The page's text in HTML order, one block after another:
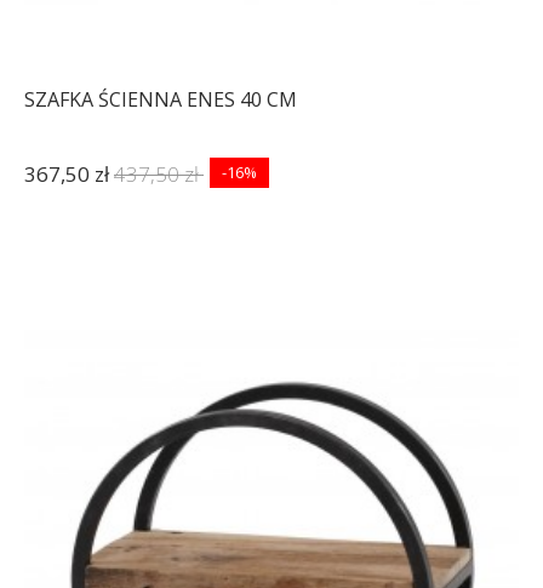
SZAFKA ŚCIENNA ENES 40 CM
367,50 zł437,50 zł -16%